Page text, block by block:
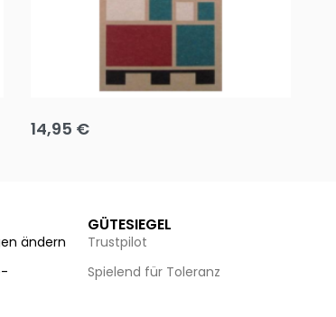
Team up
14,95 €
ändern
GÜTESIEGEL
Trustpilot
Spielend für Toleranz